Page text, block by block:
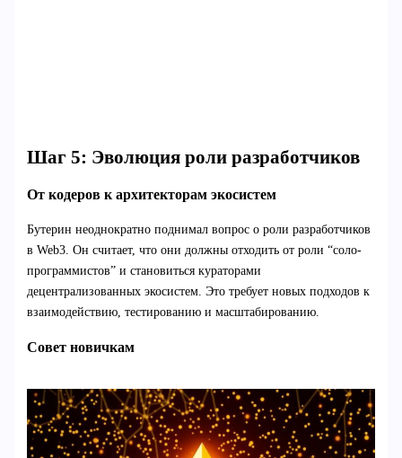
Шаг 5: Эволюция роли разработчиков
От кодеров к архитекторам экосистем
Бутерин неоднократно поднимал вопрос о роли разработчиков
в Web3. Он считает, что они должны отходить от роли “соло-
программистов” и становиться кураторами
децентрализованных экосистем. Это требует новых подходов к
взаимодействию, тестированию и масштабированию.
Совет новичкам